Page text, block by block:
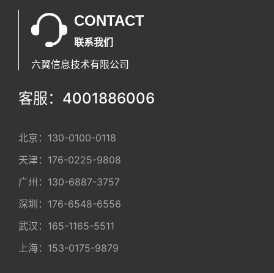
CONTACT
联系我们
六翼信息技术有限公司
客服：4001886006
北京： 130-0100-0118
天津： 176-0225-9808
广州： 130-6887-3757
深圳： 176-6548-6556
武汉： 165-1165-5511
上海： 153-0175-9879